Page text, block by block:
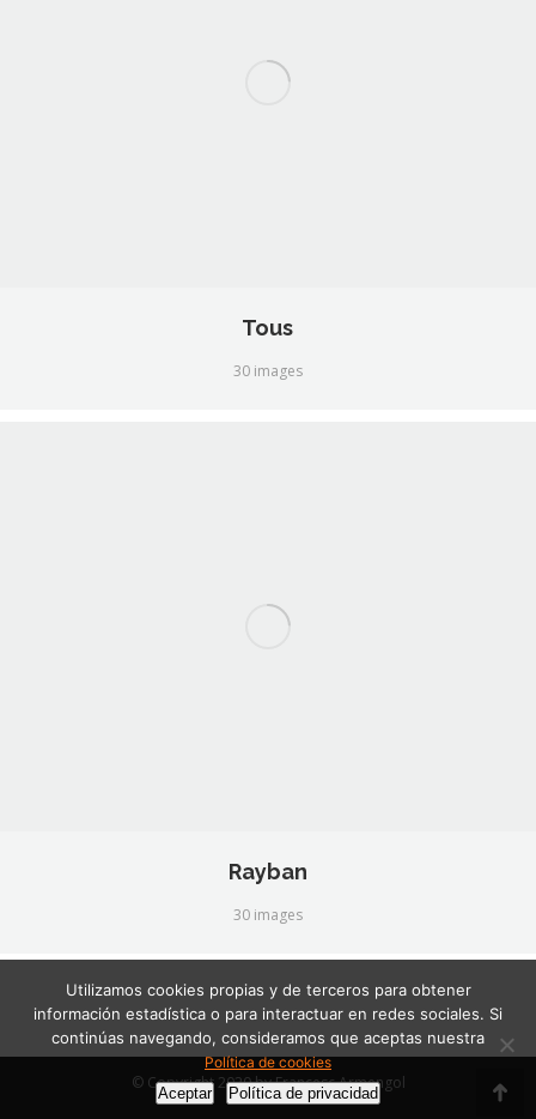
Tous
30 images
Rayban
30 images
© Copyright 2020 byFrancesc Armengol
Go
Utilizamos cookies propias y de terceros para obtener
información estadística o para interactuar en redes sociales. Si
continúas navegando, consideramos que aceptas nuestra
Política de cookies
Aceptar
Política de privacidad